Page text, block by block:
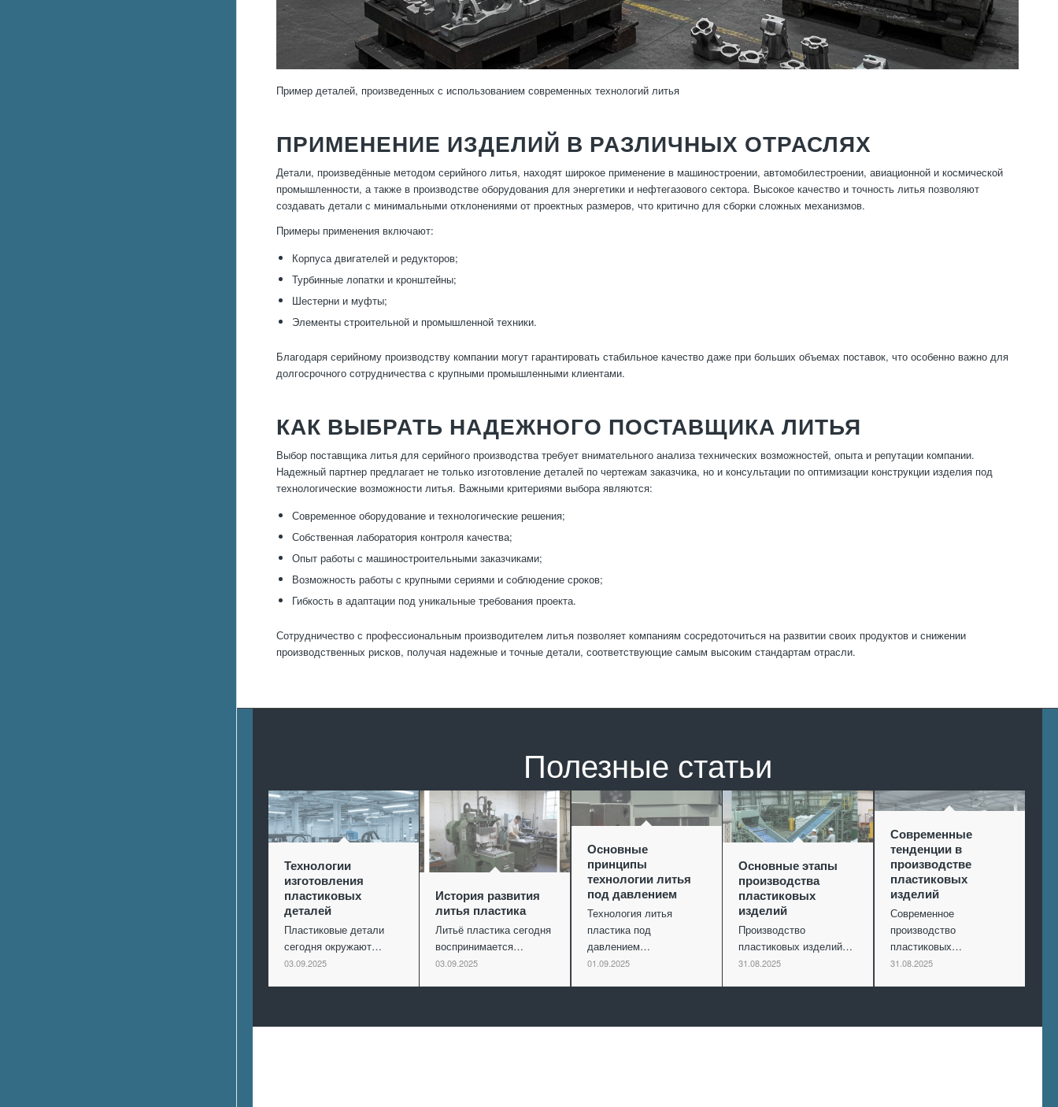
Пример деталей, произведенных с использованием современных технологий литья
ПРИМЕНЕНИЕ ИЗДЕЛИЙ В РАЗЛИЧНЫХ ОТРАСЛЯХ
Детали, произведённые методом серийного литья, находят широкое применение в машиностроении, автомобилестроении, авиационной и космической
промышленности, а также в производстве оборудования для энергетики и нефтегазового сектора. Высокое качество и точность литья позволяют
создавать детали с минимальными отклонениями от проектных размеров, что критично для сборки сложных механизмов.
Примеры применения включают:
Корпуса двигателей и редукторов;
Турбинные лопатки и кронштейны;
Шестерни и муфты;
Элементы строительной и промышленной техники.
Благодаря серийному производству компании могут гарантировать стабильное качество даже при больших объемах поставок, что особенно важно для
долгосрочного сотрудничества с крупными промышленными клиентами.
КАК ВЫБРАТЬ НАДЕЖНОГО ПОСТАВЩИКА ЛИТЬЯ
Выбор поставщика литья для серийного производства требует внимательного анализа технических возможностей, опыта и репутации компании.
Надежный партнер предлагает не только изготовление деталей по чертежам заказчика, но и консультации по оптимизации конструкции изделия под
технологические возможности литья. Важными критериями выбора являются:
Современное оборудование и технологические решения;
Собственная лаборатория контроля качества;
Опыт работы с машиностроительными заказчиками;
Возможность работы с крупными сериями и соблюдение сроков;
Гибкость в адаптации под уникальные требования проекта.
Сотрудничество с профессиональным производителем литья позволяет компаниям сосредоточиться на развитии своих продуктов и снижении
производственных рисков, получая надежные и точные детали, соответствующие самым высоким стандартам отрасли.
Полезные статьи
Технологии
изготовления
пластиковых
деталей
Пластиковые детали
сегодня окружают…
03.09.2025
История развития
литья пластика
Литьё пластика сегодня
воспринимается…
03.09.2025
Основные
принципы
технологии литья
под давлением
Технология литья
пластика под
давлением…
01.09.2025
Основные этапы
производства
пластиковых
изделий
Производство
пластиковых изделий…
31.08.2025
Современные
тенденции в
производстве
пластиковых
изделий
Современное
производство
пластиковых…
31.08.2025